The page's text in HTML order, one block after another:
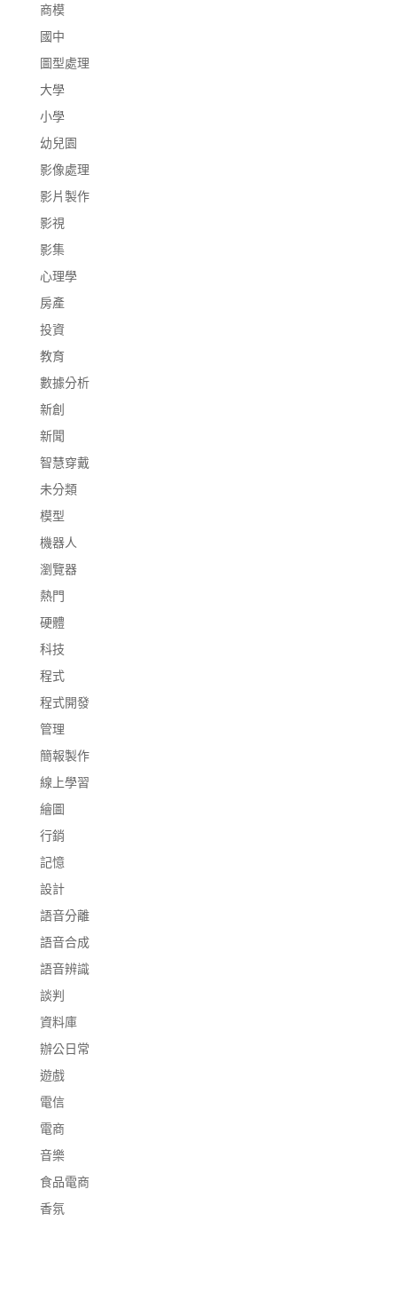
商模
國中
圖型處理
大學
小學
幼兒園
影像處理
影片製作
影視
影集
心理學
房產
投資
教育
數據分析
新創
新聞
智慧穿戴
未分類
模型
機器人
瀏覽器
熱門
硬體
科技
程式
程式開發
管理
簡報製作
線上學習
繪圖
行銷
記憶
設計
語音分離
語音合成
語音辨識
談判
資料庫
辦公日常
遊戲
電信
電商
音樂
食品電商
香氛